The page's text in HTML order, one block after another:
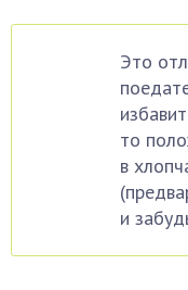
Это
то
в
и